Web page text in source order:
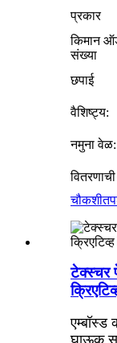
प्रकार
किमान
संख्या
छपाई
वैशिष्ट्य:
नमुना वेळ:
चौकशी
टेक्स्चर
एम्बॉस्ड
घाऊक